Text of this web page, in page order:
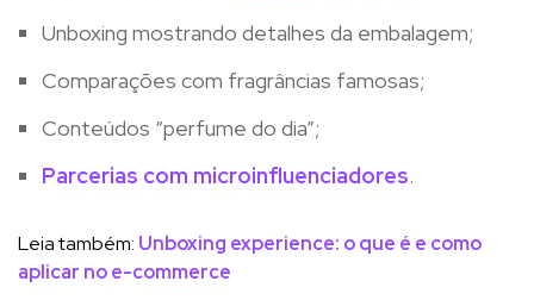
Unboxing mostrando detalhes da embalagem;
Comparações com fragrâncias famosas;
Conteúdos “perfume do dia”;
Parcerias com microinfluenciadores.
Leia também: Unboxing experience: o que é e como
aplicar no e-commerce